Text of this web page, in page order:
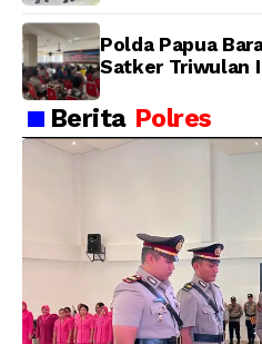
Polda Papua
Satker Triwulan I
Berita Polres